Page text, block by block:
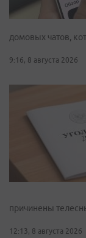
домовых чатов,
9:16, 8 августа 2026
причинены
12:13, 8 августа 2026